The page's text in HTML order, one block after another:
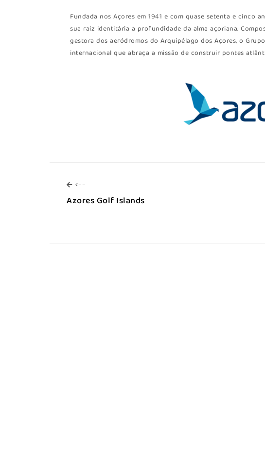
Fundada nos Açores em 1941 e com quase setenta e cinco
sua raiz identitária a profundidade da alma açoriana.
gestora dos aeródromos do Arquipélago dos Açores, o
internacional que abraça a missão de construir pontes
<--
Azores Golf Islands